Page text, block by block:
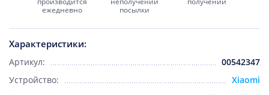
Характеристики:
Артикул:
00542347
Устройство:
Xiaomi
ежедневно
посылки